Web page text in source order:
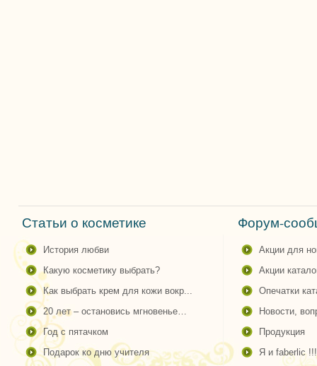
Статьи о косметике
история любви
какую косметику выбрать?
как выбрать крем для кожи вокр...
20 лет – остановись мгновенье…
год с пятачком
подарок ко дню учителя
Форум-
акции для
акции
опечатки
новости,
продукция
я и faberlic !!!